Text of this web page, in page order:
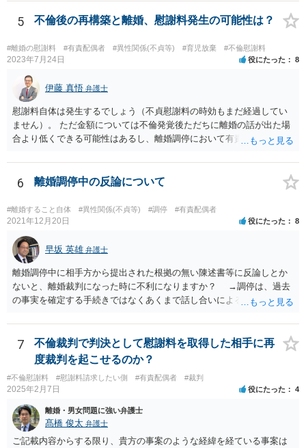
5 不倫後の再構築と離婚、慰謝料発生の可能性は？
#離婚の慰謝料 #有責配偶者 #異性関係(不貞等) #育児放棄 #不倫慰謝料
2023年7月24日 役にたった 8
伊藤 真悟 弁護士
慰謝料自体は発生するでしょう（不貞慰謝料の時効もまだ経過してい
ません）。 ただ金額については不倫発覚後ただちに離婚の話が出た場
合より低くできる可能性はあるし、離婚調停において有責配偶者の主
主張は考えられます。 養育費なども含めて一度弁護士に相談すること
を勧めます。
6 離婚調停中の反論について
#離婚すること自体 #異性関係(不貞等) #調停 #有責配偶者
2021年12月20日 役にたった 8
早坂 英雄 弁護士
離婚調停中に相手方から提出された根拠の無い陳述書等に反論しとか
ないと、離婚裁判になった時に不利になりますか？ →調停は、過去
の事実を確定する手続きではなくあくまで話し合いによる合意を目指
りません（口頭での説明でも十分だと思います）。但し、調停委員が
反論の陳述書を提出するように求めているときは別です。 また、反
論しないからと言って直ちに離婚訴訟で不利になることはないと思い
ます（離婚訴訟では反論が必要になってくると思いますが、調停段階
からこちらの言い分や手の内を知らせることに余り意味はないように
思います。）。
7
不倫裁判で判決として慰謝料を取得した相手に再
度裁判を起こせるのか？
#不倫慰謝料 #慰謝料請求したい側 #有責配偶者 #裁判
2025年2月7日 役にたった 4
離婚・男女問題に強い弁護士
髙橋 俊太 弁護士
ご記載内容からする限り、貴方の事案のような経緯を経ている事案は